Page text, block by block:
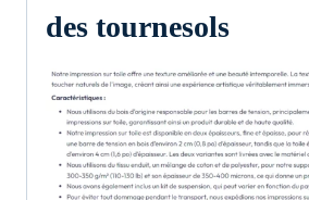
des tournesols